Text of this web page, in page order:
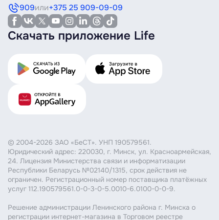
909или+375 25 909-09-09
Скачать приложение Life
© 2004-2026 ЗАО «БеСТ». УНП 190579561.
Юридический адрес: 220030, г. Минск, ул. Красноармейская,
24. Лицензия Министерства связи и информатизации
Республики Беларусь №02140/1315, срок действия не
ограничен. Регистрационный номер поставщика платёжных
услуг 112.190579561.0-0-3-0-5.0010-6.0100-0-0-9.
Решение администрации Ленинского района г. Минска о
регистрации интернет-магазина в Торговом реестре